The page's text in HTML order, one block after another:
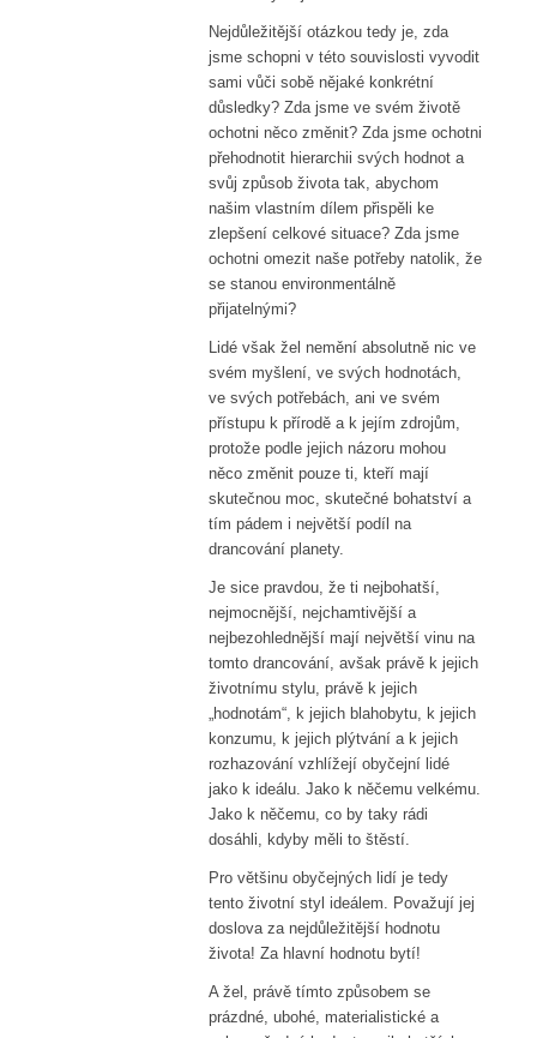
Nejdůležitější otázkou tedy je, zda
jsme schopni v této souvislosti vyvodit
sami vůči sobě nějaké konkrétní
důsledky? Zda jsme ve svém životě
ochotni něco změnit? Zda jsme ochotni
přehodnotit hierarchii svých hodnot a
svůj způsob života tak, abychom
našim vlastním dílem přispěli ke
zlepšení celkové situace? Zda jsme
ochotni omezit naše potřeby natolik, že
se stanou environmentálně
přijatelnými?
Lidé však žel nemění absolutně nic ve
svém myšlení, ve svých hodnotách,
ve svých potřebách, ani ve svém
přístupu k přírodě a k jejím zdrojům,
protože podle jejich názoru mohou
něco změnit pouze ti, kteří mají
skutečnou moc, skutečné bohatství a
tím pádem i největší podíl na
drancování planety.
Je sice pravdou, že ti nejbohatší,
nejmocnější, nejchamtivější a
nejbezohlednější mají největší vinu na
tomto drancování, avšak právě k jejich
životnímu stylu, právě k jejich
„hodnotám“, k jejich blahobytu, k jejich
konzumu, k jejich plýtvání a k jejich
rozhazování vzhlížejí obyčejní lidé
jako k ideálu. Jako k něčemu velkému.
Jako k něčemu, co by taky rádi
dosáhli, kdyby měli to štěstí.
Pro většinu obyčejných lidí je tedy
tento životní styl ideálem. Považují jej
doslova za nejdůležitější hodnotu
života! Za hlavní hodnotu bytí!
A žel, právě tímto způsobem se
prázdné, ubohé, materialistické a